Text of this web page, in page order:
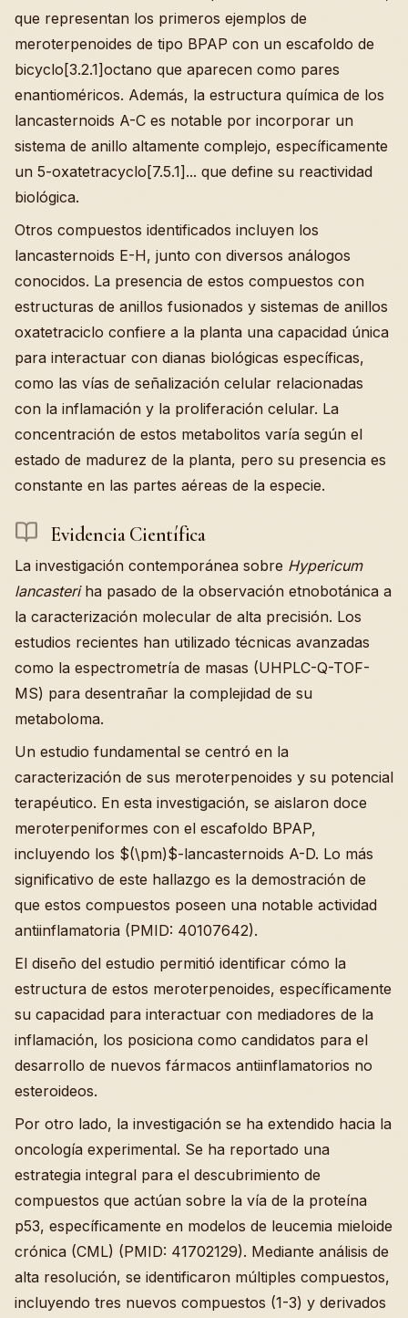
que representan los primeros ejemplos de
meroterpenoides de tipo BPAP con un escafoldo de
bicyclo[3.2.1]octano que aparecen como pares
enantioméricos. Además, la estructura química de los
lancasternoids A-C es notable por incorporar un
sistema de anillo altamente complejo, específicamente
un 5-oxatetracyclo[7.5.1]... que define su reactividad
biológica.
Otros compuestos identificados incluyen los
lancasternoids E-H, junto con diversos análogos
conocidos. La presencia de estos compuestos con
estructuras de anillos fusionados y sistemas de anillos
oxatetraciclo confiere a la planta una capacidad única
para interactuar con dianas biológicas específicas,
como las vías de señalización celular relacionadas
con la inflamación y la proliferación celular. La
concentración de estos metabolitos varía según el
estado de madurez de la planta, pero su presencia es
constante en las partes aéreas de la especie.
Evidencia Científica
La investigación contemporánea sobre Hypericum
lancasteriha pasado de la observación etnobotánica a
la caracterización molecular de alta precisión. Los
estudios recientes han utilizado técnicas avanzadas
como la espectrometría de masas (UHPLC-Q-TOF-
MS) para desentrañar la complejidad de su
metaboloma.
Un estudio fundamental se centró en la
caracterización de sus meroterpenoides y su potencial
terapéutico. En esta investigación, se aislaron doce
meroterpeniformes con el escafoldo BPAP,
incluyendo los $(\pm)$-lancasternoids A-D. Lo más
significativo de este hallazgo es la demostración de
que estos compuestos poseen una notable actividad
antiinflamatoria (PMID: 40107642).
El diseño del estudio permitió identificar cómo la
estructura de estos meroterpenoides, específicamente
su capacidad para interactuar con mediadores de la
inflamación, los posiciona como candidatos para el
desarrollo de nuevos fármacos antiinflamatorios no
esteroideos.
Por otro lado, la investigación se ha extendido hacia la
oncología experimental. Se ha reportado una
estrategia integral para el descubrimiento de
compuestos que actúan sobre la vía de la proteína
p53, específicamente en modelos de leucemia mieloide
crónica (CML) (PMID: 41702129). Mediante análisis de
alta resolución, se identificaron múltiples compuestos,
incluyendo tres nuevos compuestos (1-3) y derivados